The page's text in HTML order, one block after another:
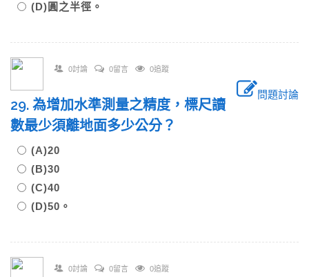
(D)圓之半徑。
0討論 0留言 0追蹤
問題討論
29. 為增加水準測量之精度，標尺讀
數最少須離地面多少公分？
(A)20
(B)30
(C)40
(D)50。
0討論 0留言 0追蹤